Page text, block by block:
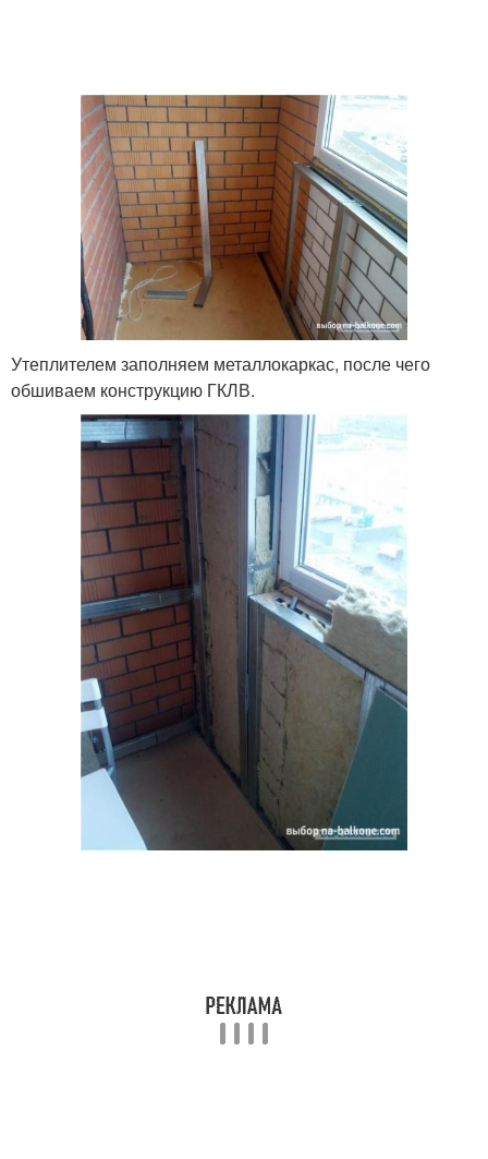
Утеплителем заполняем металлокаркас, после чего
обшиваем конструкцию ГКЛВ.